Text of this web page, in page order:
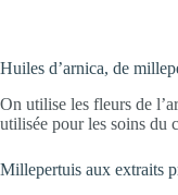
Huiles d’arnica, de
On utilise les fleurs de
utilisée pour les soins du
Millepertuis aux extraits